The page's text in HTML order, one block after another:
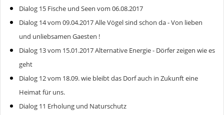
Dialog 15 Fische und Seen vom 06.08.2017
Dialog 14 vom 09.04.2017 Alle Vögel sind schon da - Von lieben
und unliebsamen Gaesten !
Dialog 13 vom 15.01.2017 Alternative Energie - Dörfer zeigen wie es
geht
Dialog 12 vom 18.09. wie bleibt das Dorf auch in Zukunft eine
Heimat für uns.
Dialog 11 Erholung und Naturschutz